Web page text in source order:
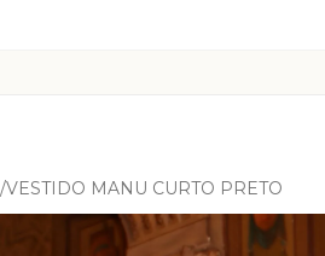
VESTIDO MANU CURTO PRETO